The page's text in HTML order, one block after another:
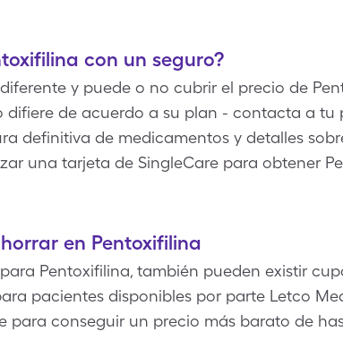
con un seguro?
y puede o no cubrir el precio de
difiere de acuerdo a su plan - contacta a tu
definitiva de medicamentos y detalles
una tarjeta de SingleCare para obtener
en Pentoxifilina
Pentoxifilina, también pueden existir
pacientes disponibles por parte Letco
para conseguir un precio más barato de